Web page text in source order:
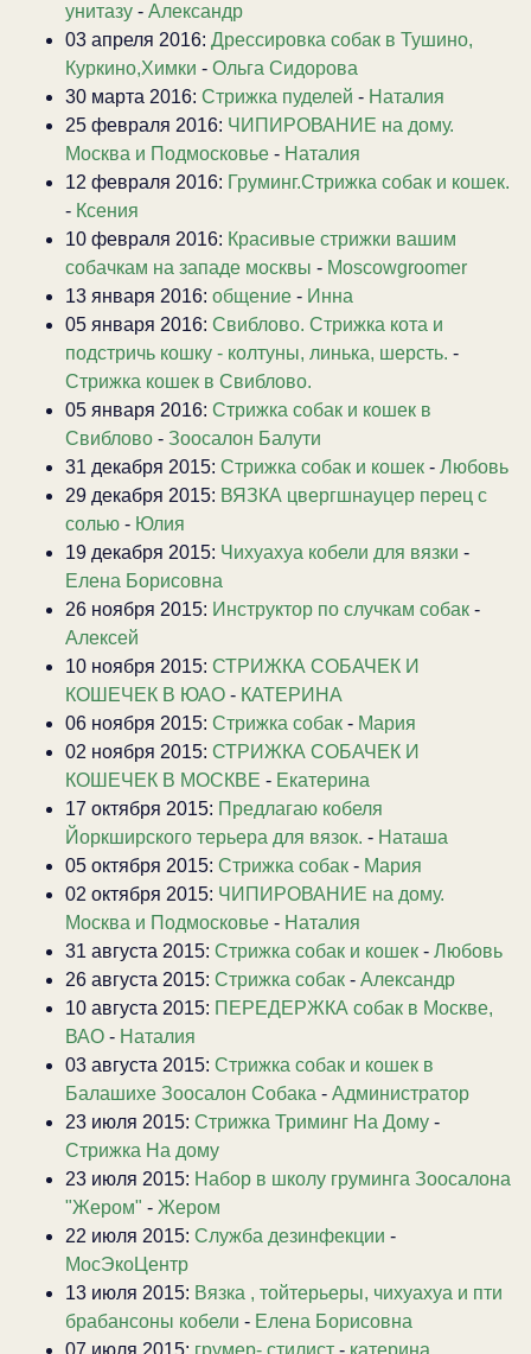
унитазу - Александр
03 апреля 2016: Дрессировка собак в Тушино,
Куркино,Химки - Ольга Сидорова
30 марта 2016: Стрижка пуделей - Наталия
25 февраля 2016: ЧИПИРОВАНИЕ на дому.
Москва и Подмосковье - Наталия
12 февраля 2016: Груминг.Стрижка собак и кошек.
- Ксения
10 февраля 2016: Красивые стрижки вашим
собачкам на западе москвы - Moscowgroomer
13 января 2016: общение - Инна
05 января 2016: Свиблово. Стрижка кота и
подстричь кошку - колтуны, линька, шерсть. -
Стрижка кошек в Свиблово.
05 января 2016: Стрижка собак и кошек в
Свиблово - Зоосалон Балути
31 декабря 2015: Стрижка собак и кошек - Любовь
29 декабря 2015: ВЯЗКА цвергшнауцер перец с
солью - Юлия
19 декабря 2015: Чихуахуа кобели для вязки -
Елена Борисовна
26 ноября 2015: Инструктор по случкам собак -
Алексей
10 ноября 2015: СТРИЖКА СОБАЧЕК И
КОШЕЧЕК В ЮАО - КАТЕРИНА
06 ноября 2015: Стрижка собак - Мария
02 ноября 2015: СТРИЖКА СОБАЧЕК И
КОШЕЧЕК В МОСКВЕ - Екатерина
17 октября 2015: Предлагаю кобеля
Йоркширского терьера для вязок. - Наташа
05 октября 2015: Стрижка собак - Мария
02 октября 2015: ЧИПИРОВАНИЕ на дому.
Москва и Подмосковье - Наталия
31 августа 2015: Стрижка собак и кошек - Любовь
26 августа 2015: Стрижка собак - Александр
10 августа 2015: ПЕРЕДЕРЖКА собак в Москве,
ВАО - Наталия
03 августа 2015: Стрижка собак и кошек в
Балашихе Зоосалон Собака - Администратор
23 июля 2015: Стрижка Триминг На Дому -
Стрижка На дому
23 июля 2015: Набор в школу груминга Зоосалона
"Жером" - Жером
22 июля 2015: Служба дезинфекции -
МосЭкоЦентр
13 июля 2015: Вязка , тойтерьеры, чихуахуа и пти
брабансоны кобели - Елена Борисовна
07 июля 2015: грумер- стилист - катерина